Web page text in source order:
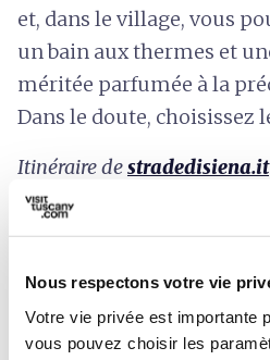
Nous respectons votre vie
Votre vie privée est importante
vous pouvez choisir les
et, dans le village, vous
un bain aux thermes et
méritée parfumée à la
Dans le doute, choisissez
Itinéraire destradedisiena.it